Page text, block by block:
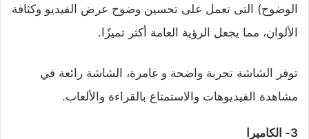
الوضوح) التى تعمل على تحسين وضوح عرض الفيديو وكثافة
الألوان، مما يجعل الرؤية العامة أكثر تميزًا.
توفر الشاشة تجربة واضحة و غامرة، الشاشة رائعة في
مشاهدة الفيديوهات والاستمتاع بالقراءة والألعاب.
3- الكاميرا